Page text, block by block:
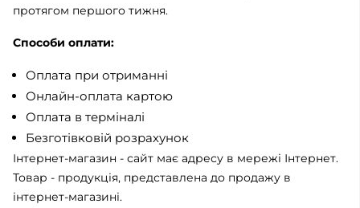
протягом першого тижня.
Способи оплати:
Оплата при отриманні
Онлайн-оплата картою
Оплата в терміналі
Безготівковій розрахунок
Інтернет-магазин - сайт має адресу в мережі Інтернет.
Товар - продукція, представлена ​​до продажу в
інтернет-магазині.